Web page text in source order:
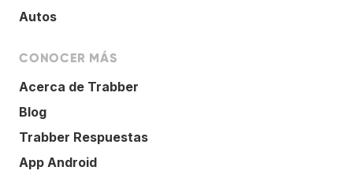
Autos
CONOCER MÁS
Acerca de Trabber
Blog
Trabber Respuestas
App Android